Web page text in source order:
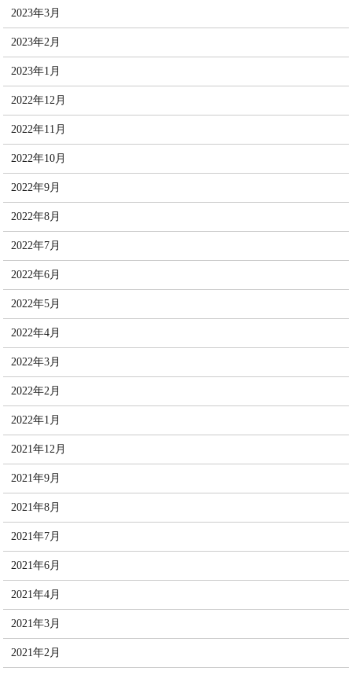
2023年3月
2023年2月
2023年1月
2022年12月
2022年11月
2022年10月
2022年9月
2022年8月
2022年7月
2022年6月
2022年5月
2022年4月
2022年3月
2022年2月
2022年1月
2021年12月
2021年9月
2021年8月
2021年7月
2021年6月
2021年4月
2021年3月
2021年2月